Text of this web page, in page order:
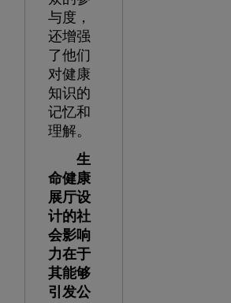
与度，
还增强
了他们
对健康
知识的
记忆和
理解。
生
命健康
展厅设
计的社
会影响
力在于
其能够
引发公